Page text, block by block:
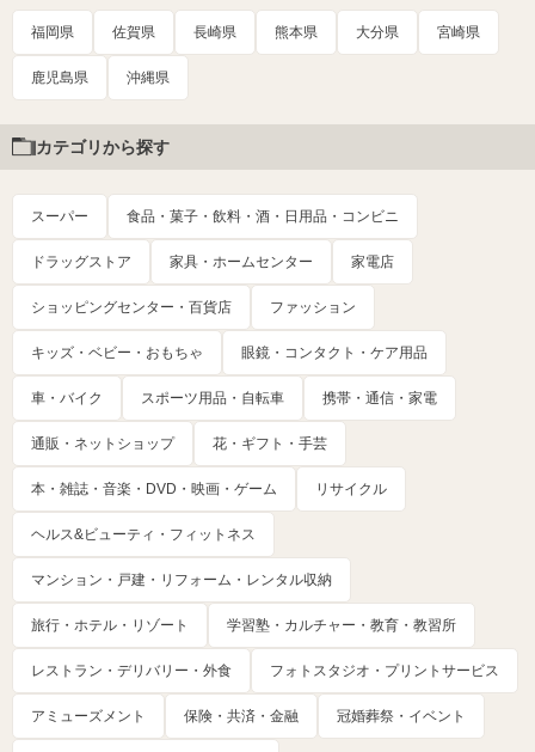
福岡県 佐賀県 長崎県 熊本県 大分県 宮崎県
鹿児島県 沖縄県
カテゴリから探す
スーパー 食品・菓子・飲料・酒・日用品・コンビニ
ドラッグストア 家具・ホームセンター 家電店
ショッピングセンター・百貨店 ファッション
キッズ・ベビー・おもちゃ 眼鏡・コンタクト・ケア用品
車・バイク スポーツ用品・自転車 携帯・通信・家電
通販・ネットショップ 花・ギフト・手芸
本・雑誌・音楽・DVD・映画・ゲーム リサイクル
ヘルス&ビューティ・フィットネス
マンション・戸建・リフォーム・レンタル収納
旅行・ホテル・リゾート 学習塾・カルチャー・教育・教習所
レストラン・デリバリー・外食 フォトスタジオ・プリントサービス
アミューズメント 保険・共済・金融 冠婚葬祭・イベント